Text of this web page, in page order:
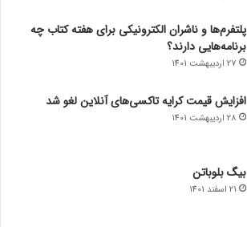
پلتفرم‌ها و ناشران الکترونیکی برای هفته کتاب چه
برنامه‌هایی دارند؟
27 اردیبهشت 1401
افزایش قیمت کرایه تاکسی‌های آنلاین لغو شد
28 اردیبهشت 1401
بیگ بلوباتن
21 اسفند 1401